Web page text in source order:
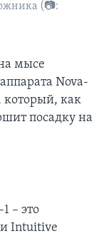
(📷:
мысе
Nova-
который, как
посадку на
– это
Intuitive